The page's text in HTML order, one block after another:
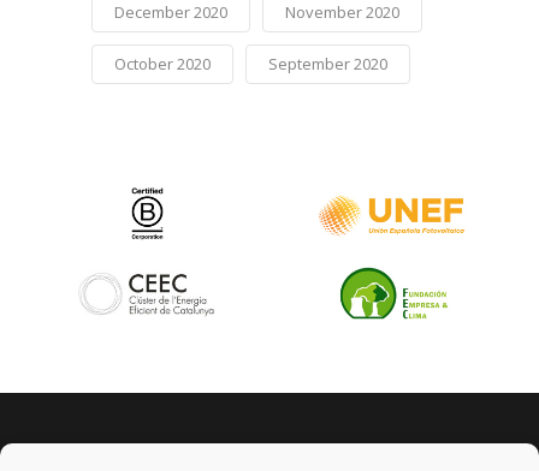
December 2020 November 2020
October 2020 September 2020